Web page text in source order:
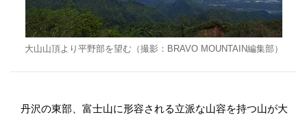
大山山頂より平野部を望む（撮影：BRAVO MOUNTAIN編集部）
丹沢の東部、富士山に形容される立派な山容を持つ山が大